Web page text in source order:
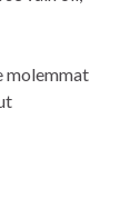
molemmat